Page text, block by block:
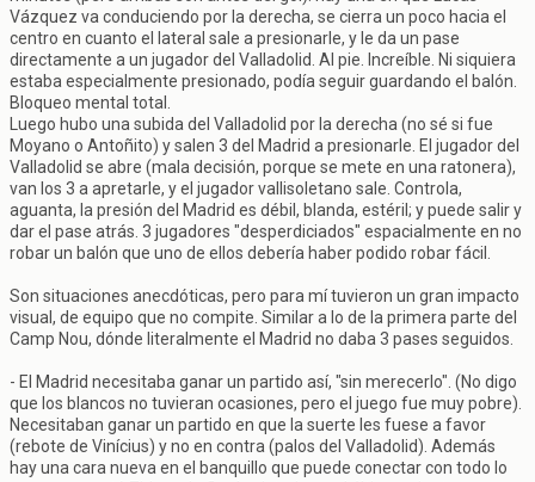
Vázquez va conduciendo por la derecha, se cierra un poco hacia el
centro en cuanto el lateral sale a presionarle, y le da un pase
directamente a un jugador del Valladolid. Al pie. Increíble. Ni siquiera
estaba especialmente presionado, podía seguir guardando el balón.
Bloqueo mental total.
Luego hubo una subida del Valladolid por la derecha (no sé si fue
Moyano o Antoñito) y salen 3 del Madrid a presionarle. El jugador del
Valladolid se abre (mala decisión, porque se mete en una ratonera),
van los 3 a apretarle, y el jugador vallisoletano sale. Controla,
aguanta, la presión del Madrid es débil, blanda, estéril; y puede salir y
dar el pase atrás. 3 jugadores "desperdiciados" espacialmente en no
robar un balón que uno de ellos debería haber podido robar fácil.
Son situaciones anecdóticas, pero para mí tuvieron un gran impacto
visual, de equipo que no compite. Similar a lo de la primera parte del
Camp Nou, dónde literalmente el Madrid no daba 3 pases seguidos.
- El Madrid necesitaba ganar un partido así, "sin merecerlo". (No digo
que los blancos no tuvieran ocasiones, pero el juego fue muy pobre).
Necesitaban ganar un partido en que la suerte les fuese a favor
(rebote de Vinícius) y no en contra (palos del Valladolid). Además
hay una cara nueva en el banquillo que puede conectar con todo lo